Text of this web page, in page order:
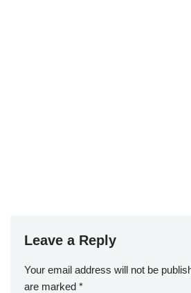
Leave a Reply
Your email address will not be
are marked *